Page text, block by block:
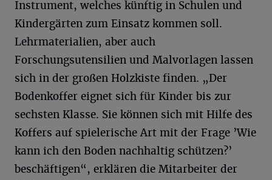
Instrument, welches künftig in Schulen und
Kindergärten zum Einsatz kommen soll.
Lehrmaterialien, aber auch
Forschungsutensilien und Malvorlagen lassen
sich in der großen Holzkiste finden. „Der
Bodenkoffer eignet sich für Kinder bis zur
sechsten Klasse. Sie können sich mit Hilfe des
Koffers auf spielerische Art mit der Frage ’Wie
kann ich den Boden nachhaltig schützen?’
beschäftigen“, erklären die Mitarbeiter der